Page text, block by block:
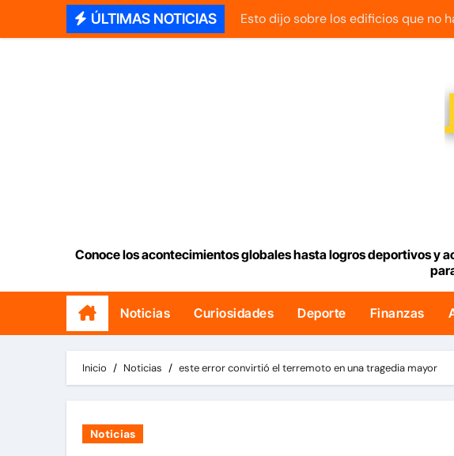
ÚLTIMAS NOTICIAS
Esto dijo sobre los edificios que no
La historia de una maestra con
El mayor desafío que tenemos es
Senador Rick Scott usó su
Diosdado Cabello ‘da la
Delcy Rodríguez anuncia
Así se cotiza el dólar en Venezuela
Conoce los acontecimientos globales hasta logros deportivos y
Noticias Curiosidades Deporte Finanzas
Inicio Noticias este error convirtió el terremoto en una tragedia mayor
Noticias